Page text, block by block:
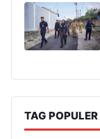
TAG POPULER